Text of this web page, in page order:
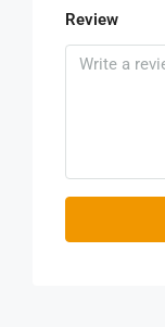
Review